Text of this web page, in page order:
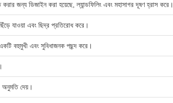
জন্য ডিজাইন করা হয়েছে, ল্যান্ডফিলিং এবং মহাসাগর দূষণ হ্রাস করে।
যাওয়া এবং ছিদ্র প্রতিরোধ করে।
বহুমুখী এবং সুবিধাজনক পছন্দ করে।
অনুমতি দেয়।